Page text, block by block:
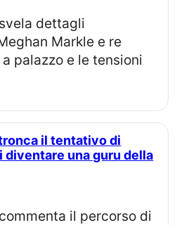
Markle e re
palazzo e le tensioni
diventare una guru della